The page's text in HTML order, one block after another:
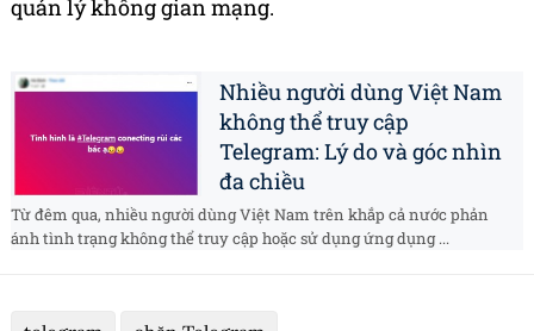
quản lý không gian mạng.
Nhiều người dùng Việt Nam
không thể truy cập
Telegram: Lý do và góc nhìn
đa chiều
Từ đêm qua, nhiều người dùng Việt Nam trên khắp cả nước phản
ánh tình trạng không thể truy cập hoặc sử dụng ứng dụng ...